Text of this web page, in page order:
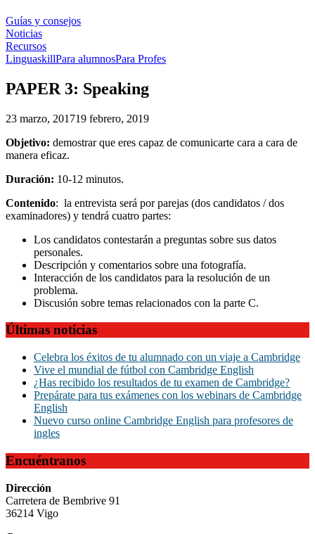
Guías y consejos
Noticias
Recursos
LinguaskillPara alumnosPara Profes
PAPER 3: Speaking
23 marzo, 201719 febrero, 2019
Objetivo: demostrar que eres capaz de comunicarte cara a cara de
manera eficaz.
Duración: 10-12 minutos.
Contenido: la entrevista será por parejas (dos candidatos / dos
examinadores) y tendrá cuatro partes:
Los candidatos contestarán a preguntas sobre sus datos
personales.
Descripción y comentarios sobre una fotografía.
Interacción de los candidatos para la resolución de un
problema.
Discusión sobre temas relacionados con la parte C.
Últimas noticias
Celebra los éxitos de tu alumnado con un viaje a Cambridge
Vive el mundial de fútbol con Cambridge English
¿Has recibido los resultados de tu examen de Cambridge?
Prepárate para tus exámenes con los webinars de Cambridge
English
Nuevo curso online Cambridge English para profesores de
ingles
Encuéntranos
Dirección
Carretera de Bembrive 91
36214 Vigo